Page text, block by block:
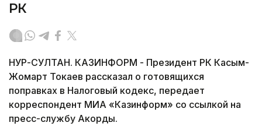
РК
НУР-СУЛТАН. КАЗИНФОРМ - Президент РК Касым-
Жомарт Токаев рассказал о готовящихся
поправках в Налоговый кодекс, передает
корреспондент МИА «Казинформ» со ссылкой на
пресс-службу Акорды.